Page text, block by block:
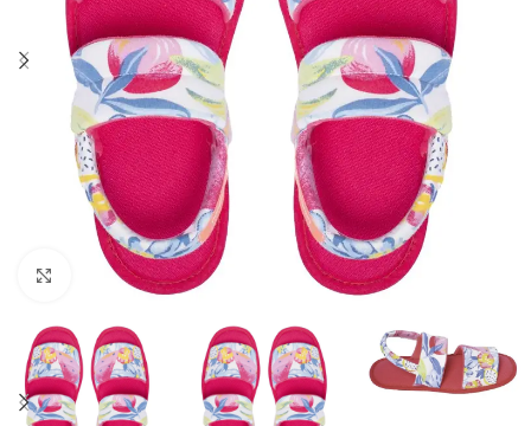
Click to enlarge